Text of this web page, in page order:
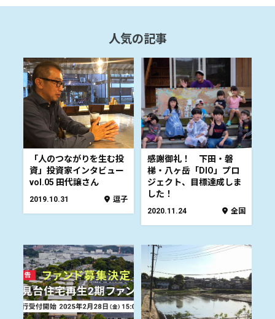
人気の記事
「人のつながりを生む投
資」投資家インタビュー
vol.05 田代譲さん
2019.10.31 逗子
感謝御礼！ 下田・磐
梯・八ヶ岳「DIO」プロ
ジェクト、目標達成しま
した！
2020.11.24 全国